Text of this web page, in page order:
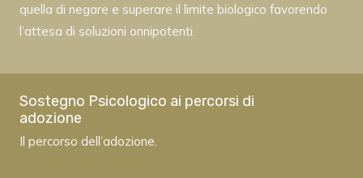
quella di negare e superare il limite biologico favorendo
l’attesa di soluzioni onnipotenti.
Sostegno Psicologico ai percorsi di
adozione
Il percorso dell’adozione.